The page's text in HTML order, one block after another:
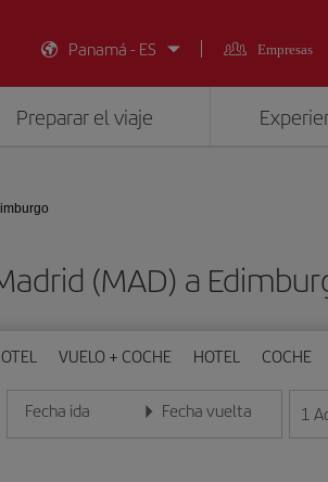
Panamá - ES
Empresas
Preparar el viaje
(MAD) a
VUELO + COCHE HOTEL COCHE
Fecha ida
Introduce la fecha en formato día/mes/año
Fecha vuelta
Introduce la fecha en 1